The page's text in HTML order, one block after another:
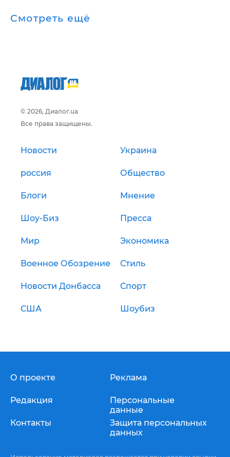
Смотреть ещё
© 2026, Диалог.ua
Все права защищены.
Новости Украина
россия Общество
Блоги Мнение
Шоу-Биз Пресса
Мир Экономика
Военное Обозрение Стиль
Новости Донбасса Спорт
США Шоубиз
О проекте
Редакция
Контакты
Реклама
Персональные
данные
Защита персональных
данных